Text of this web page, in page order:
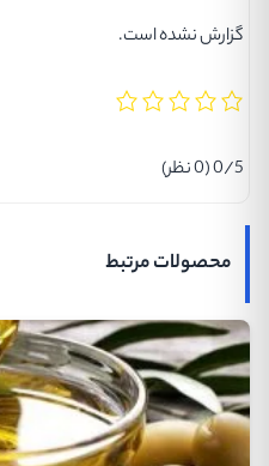
گزارش نشده است.
0/5(0 نظر)
محصولات مرتبط